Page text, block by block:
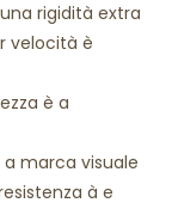
rigidità extra
velocità è
è a
marca visuale
à e